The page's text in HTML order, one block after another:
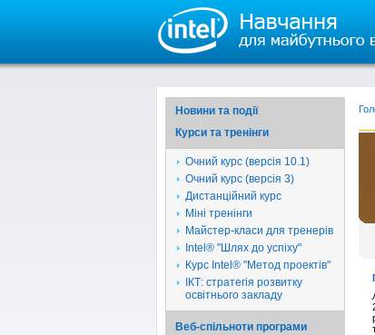
Новини та події
Курси та тренінги
Очний курс (версія 10.1)
Очний курс (версія 3)
Дистанційний курс
Міні тренінги
Майстер-класи для тренерів
Intel® "Шлях до успіху"
Курс Intel® "Метод проектів"
ІКТ: стратегія розвитку
освітнього закладу
Веб-спільноти програми